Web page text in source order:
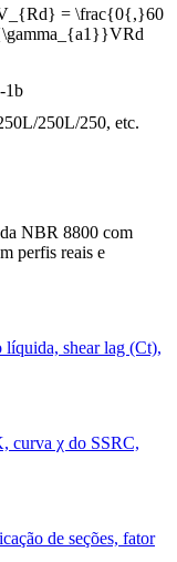
= \frac{0{,}60
VRd
1b
L/250L/250, etc.
NBR 8800 com
perfis reais e
líquida, shear lag (Ct),
curva χ do SSRC,
de seções, fator